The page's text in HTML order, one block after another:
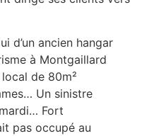
d’un ancien hangar
à Montgaillard
de 80m²
Un sinistre
Fort
pas occupé au